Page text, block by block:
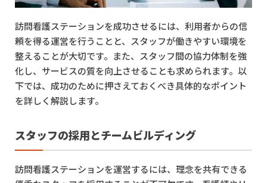
訪問看護ステーションを成功させるには、利用者からの信
頼を得る運営を行うことと、スタッフが働きやすい環境を
整えることが大切です。また、スタッフ間の協力体制を強
化し、サービスの質を向上させることも求められます。以
下では、成功のために押さえておくべき具体的なポイント
を詳しく解説します。
スタッフの採用とチームビルディング
訪問看護ステーションを運営するには、理念を共有できる